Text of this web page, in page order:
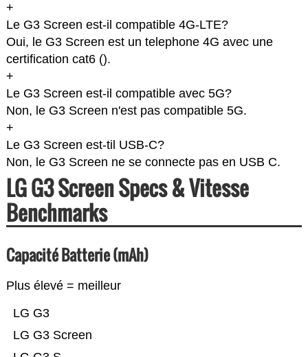
+
Le G3 Screen est-il compatible 4G-LTE?
Oui, le G3 Screen est un telephone 4G avec une
certification cat6 ().
+
Le G3 Screen est-il compatible avec 5G?
Non, le G3 Screen n'est pas compatible 5G.
+
Le G3 Screen est-til USB-C?
Non, le G3 Screen ne se connecte pas en USB C.
LG G3 Screen Specs & Vitesse
Benchmarks
Capacité Batterie (mAh)
Plus élevé = meilleur
LG G3 Screen
LG G3